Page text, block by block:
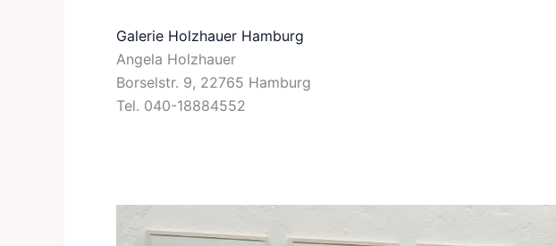
Galerie Holzhauer Hamburg
Angela Holzhauer
Borselstr. 9, 22765 Hamburg
Tel. 040-18884552